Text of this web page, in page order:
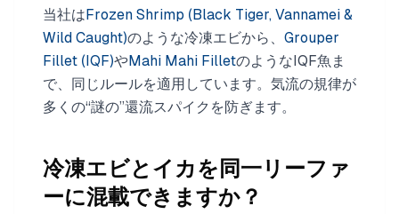
当社はFrozen Shrimp (Black Tiger, Vannamei &
Wild Caught)のような冷凍エビから、 Grouper
Fillet (IQF)やMahi Mahi FilletのようなIQF魚ま
で、同じルールを適用しています。気流の規律が
多くの“謎の”還流スパイクを防ぎます。
冷凍エビとイカを同一リーファ
ーに混載できますか？